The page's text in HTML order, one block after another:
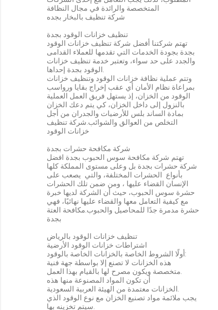
المتخصصة والرائدة في مجال النظافة
شركة تنظيف بالبخار بجده
تنظيف خزانات الوقود بجدة
تهتم شركتنا أفضل شركة تنظيف خزانات الوقود
بجدة بجودة الخدمات التي تقدمها للعملاء القدامى
والجدد على حد سواء، وتعتبر خدمة تنظيف خزانات
وتتم عملية نظافة خزانات الوقود وتنظيف خزانات
بمراعاة نظام الأمان أي عقب إخراج بقايا ورواسب
الوقود من الخزان، إذ يستهل فريق العمل العملية
بالنزول إلى داخل الخزان، كي يتم دعك الخزان
بمادة الساند بلس للأرضيات والجدران من أجل
التخلص من العوالق والشوائب.شركة تنظيف
خزانات الوقود
شركة مكافحة حشرات بجدة
تهتم شركة مكافحة سوس الحبوب بجدة افضل
شركة حشرات بجدة بل وعلى مستوى المملكة كلها
بأنواع الحشرات المختلفة، والتي يصعب على
الإنسان القضاء عليها ، ومن ضمن تلك الحشرات
حشرة سوس الحبوب، حيث أن الشركة لديها خبرة
مع كيفية التعامل معها والقضاء عليها نهائيًا، فهي
حشرة مدمرة جدًا للمحاصيل والحبوب.مكافحة العتة
بجدة
تنظيف خزانات الوقود بالرياض
أولًا الشروط الخاصة بالخزانات الخاصة بالوقود:
هذه الخزانات لا تصنع إلا بواسطة جهة فنية
أن تكون المواد المصنوعة منها هذه
يجب ملائمة مواد تصنيع الخزان مع نوع الوقود الذي